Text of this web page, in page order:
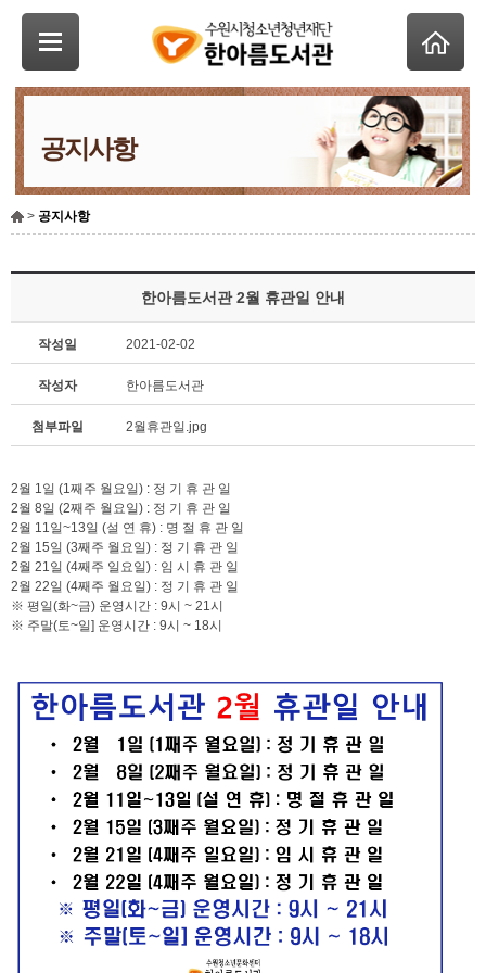
> 공지사항
공지사항
한아름도서관 2월 휴관일 안내
작성일 2021-02-02
작성자 한아름도서관
첨부파일 2월휴관일.jpg
2월 1일 (1째주 월요일) : 정 기 휴 관 일
2월 8일 (2째주 월요일) : 정 기 휴 관 일
2월 11일~13일 (설 연 휴) : 명 절 휴 관 일
2월 15일 (3째주 월요일) : 정 기 휴 관 일
2월 21일 (4째주 일요일) : 임 시 휴 관 일
2월 22일 (4째주 월요일) : 정 기 휴 관 일
※ 평일(화~금) 운영시간 : 9시 ~ 21시
※ 주말(토~일] 운영시간 : 9시 ~ 18시